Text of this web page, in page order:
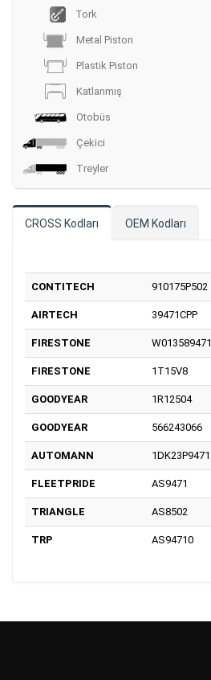
Tork
Metal Piston
Plastik Piston
Katlanmış
Otobüs
Çekici
Treyler
CROSS Kodları OEM Kodları
CONTITECH 910175P502
AIRTECH 39471CPP
FIRESTONE W013589471
FIRESTONE 1T15V8
GOODYEAR 1R12504
GOODYEAR 566243066
AUTOMANN 1DK23P9471
FLEETPRIDE AS9471
TRIANGLE AS8502
TRP AS94710